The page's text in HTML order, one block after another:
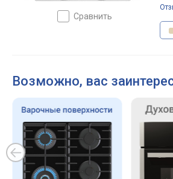
сравнить
Возможно, вас